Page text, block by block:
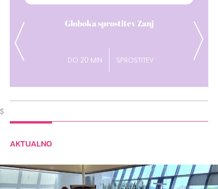
Previous
Dih pavza
DO 15 MIN ENERGIJA
Next
$
AKTUALNO